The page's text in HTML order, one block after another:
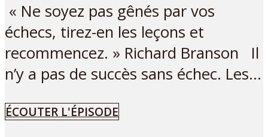
« Ne soyez pas gênés par vos
échecs, tirez-en les leçons et
recommencez. » Richard Branson Il
n’y a pas de succès sans échec. Les...
ÉCOUTER L'ÉPISODE